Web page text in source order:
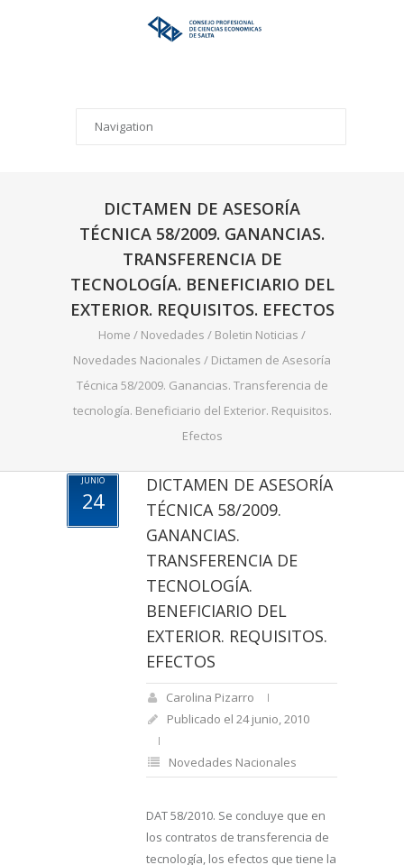
DICTAMEN DE ASESORÍA
TÉCNICA 58/2009. GANANCIAS.
TRANSFERENCIA DE
TECNOLOGÍA. BENEFICIARIO DEL
EXTERIOR. REQUISITOS. EFECTOS
Home / Novedades / Boletin Noticias /
Novedades Nacionales / Dictamen de Asesoría
Técnica 58/2009. Ganancias. Transferencia de
tecnología. Beneficiario del Exterior. Requisitos.
Efectos
JUNIO
24
DICTAMEN DE ASESORÍA
TÉCNICA 58/2009.
GANANCIAS.
TRANSFERENCIA DE
TECNOLOGÍA.
BENEFICIARIO DEL
EXTERIOR. REQUISITOS.
EFECTOS
Carolina Pizarro
Publicado el 24 junio, 2010
Novedades Nacionales
DAT 58/2010. Se concluye que en
los contratos de transferencia de
tecnología, los efectos que tiene la